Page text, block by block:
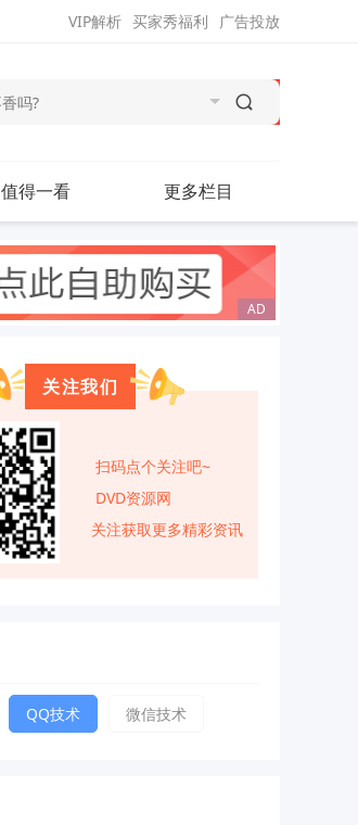
广告投放
买家秀福利
VIP解析
值得一看 更多栏目
关注我们
扫码点个关注吧~
DVD资源网
关注获取更多精彩资讯
QQ技术 微信技术